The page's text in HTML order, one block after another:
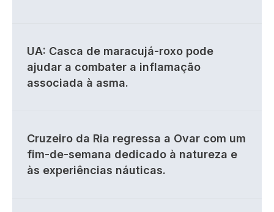
UA: Casca de maracujá-roxo pode
ajudar a combater a inflamação
associada à asma.
Cruzeiro da Ria regressa a Ovar com um
fim-de-semana dedicado à natureza e
às experiências náuticas.